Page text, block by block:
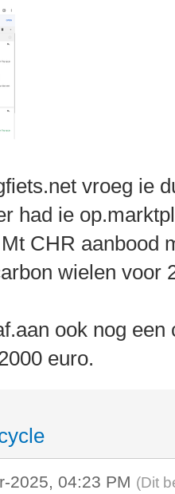
vroeg ie
had ie
CHR aanbood
wielen voor
ook nog
euro.
2025, 04:23 PM (Dit